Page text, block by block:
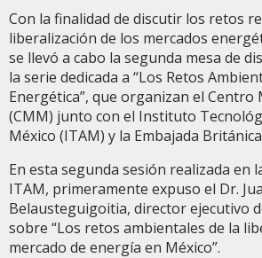
Con la finalidad de discutir los retos
liberalización de los mercados
se llevó a cabo la segunda mesa de
la serie dedicada a “Los Retos
Energética”, que organizan el
(CMM) junto con el Instituto
México (ITAM) y la Embajada
En esta segunda sesión realizada en
ITAM, primeramente expuso el Dr.
Belausteguigoitia, director ejecutivo
sobre “Los retos ambientales de la
mercado de energía en México”.